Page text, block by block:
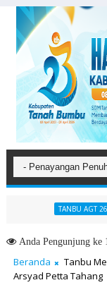
TANBU AGT 26
AndaPengunjung ke
Beranda Tanbu
Arsyad Petta Tahang